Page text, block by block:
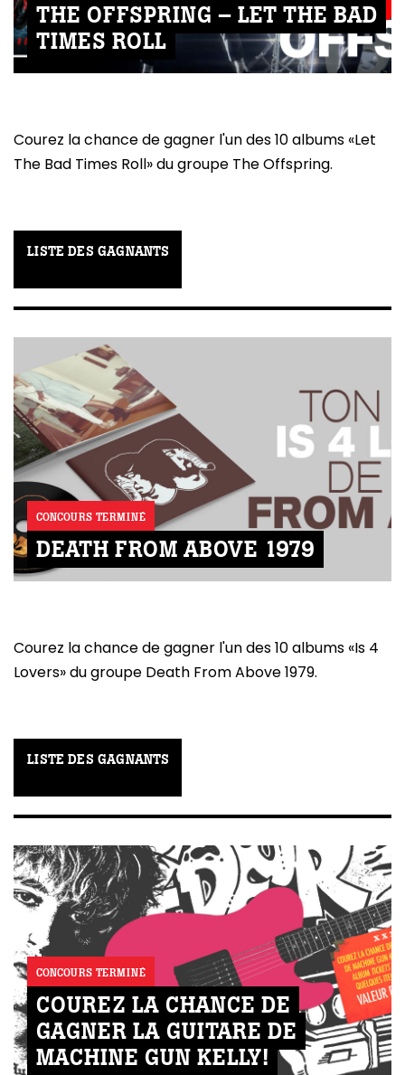
THE OFFSPRING – LET THE BAD
TIMES ROLL
Courez la chance de gagner l'un des 10 albums «Let
The Bad Times Roll» du groupe The Offspring.
LISTE DES GAGNANTS
CONCOURS TERMINÉ
DEATH FROM ABOVE 1979
Courez la chance de gagner l'un des 10 albums «Is 4
Lovers» du groupe Death From Above 1979.
LISTE DES GAGNANTS
CONCOURS TERMINÉ
COUREZ LA CHANCE DE
GAGNER LA GUITARE DE
MACHINE GUN KELLY!